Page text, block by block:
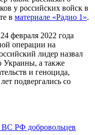
у российских войск в
в материале «Радио 1».
февраля 2022 года
операции на
лидер назвал
Украины, а также
и геноцида,
подвергались со
РФ добровольцев